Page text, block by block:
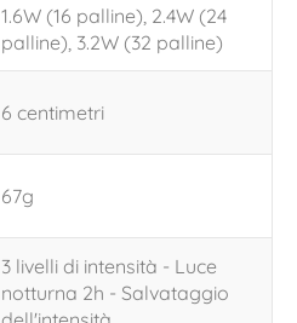
1.6W (16 palline), 2.4W (24
palline), 3.2W (32 palline)
6 centimetri
67g
3 livelli di intensità - Luce
notturna 2h - Salvataggio